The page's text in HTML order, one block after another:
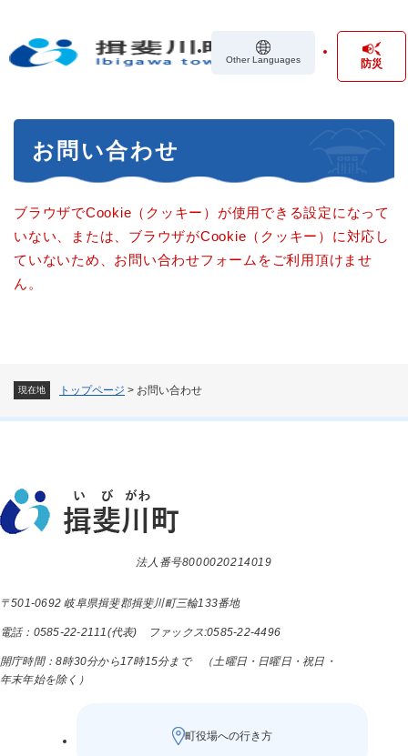
の
Other Languages 防災
現在地 トップページ > お問い合わせ
お問い合わせ
ブラウザでCookie（クッキー）が使用できる設定になって
いない、または、ブラウザがCookie（クッキー）に対応し
ていないため、お問い合わせフォームをご利用頂けませ
ん。
法人番号8000020214019
〒501-0692 岐阜県揖斐郡揖斐川町三輪133番地
電話：0585-22-2111(代表) ファックス:0585-22-4496
開庁時間：8時30分から17時15分まで （土曜日・日曜日・祝日・
年末年始を除く）
町役場への行き方